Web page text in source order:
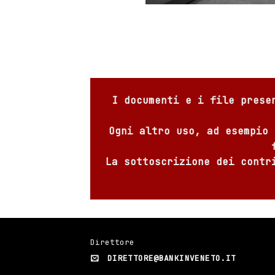
I documenti e i file
Ogni altro uso, ad
La sottoscrizione dei
Direttore
DIRETTORE@BANKINVENETO.IT